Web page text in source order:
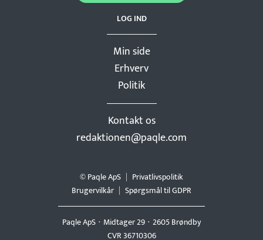
Min side
Erhverv
Politik
Kontakt os
redaktionen@paqle.com
LOG IND
Paqle ApS Midtager 29 2605 Brøndby
CVR 36710306
© Paqle ApS
Privatlivspolitik
Brugervilkår
Spørgsmål til GDPR